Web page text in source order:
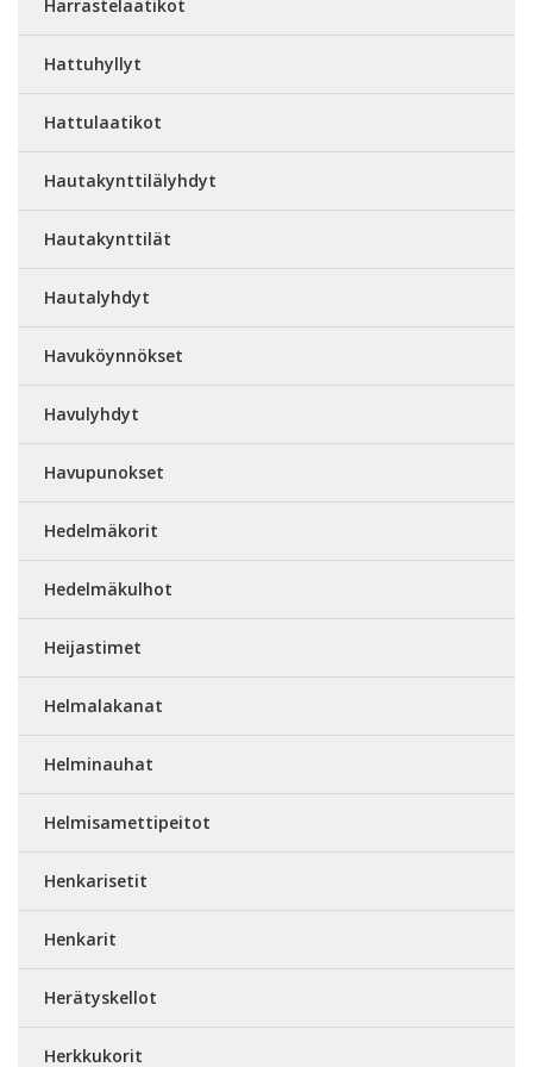
Harrastelaatikot
Hattuhyllyt
Hattulaatikot
Hautakynttilälyhdyt
Hautakynttilät
Hautalyhdyt
Havuköynnökset
Havulyhdyt
Havupunokset
Hedelmäkorit
Hedelmäkulhot
Heijastimet
Helmalakanat
Helminauhat
Helmisamettipeitot
Henkarisetit
Henkarit
Herätyskellot
Herkkukorit